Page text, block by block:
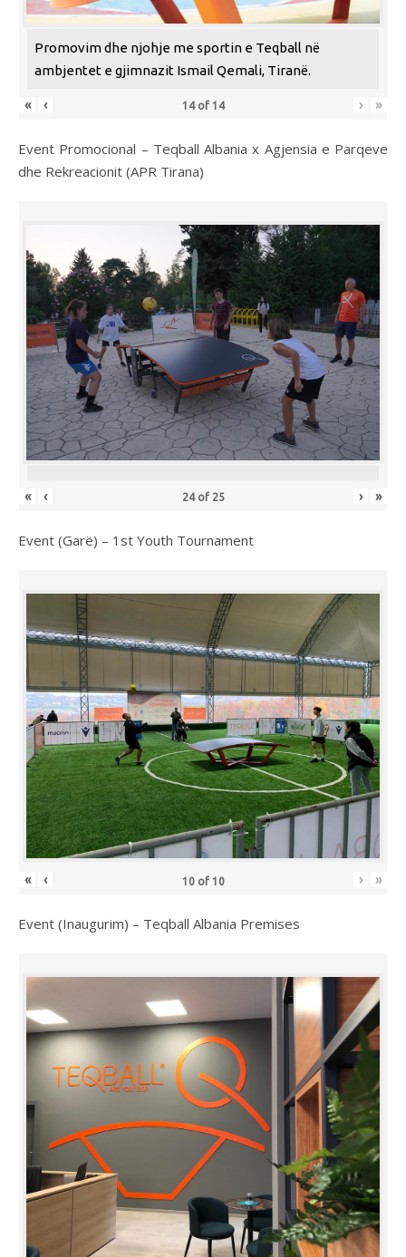
Promovim dhe njohje me sportin e Teqball në
ambjentet e gjimnazit Ismail Qemali, Tiranë.
« ‹ 14of 14 › »
Event Promocional – Teqball Albania x Agjensia e Parqeve
dhe Rekreacionit (APR Tirana)
« ‹ 24of 25 › »
Event (Garë) – 1st Youth Tournament
« ‹ 10of 10 › »
Event (Inaugurim) – Teqball Albania Premises